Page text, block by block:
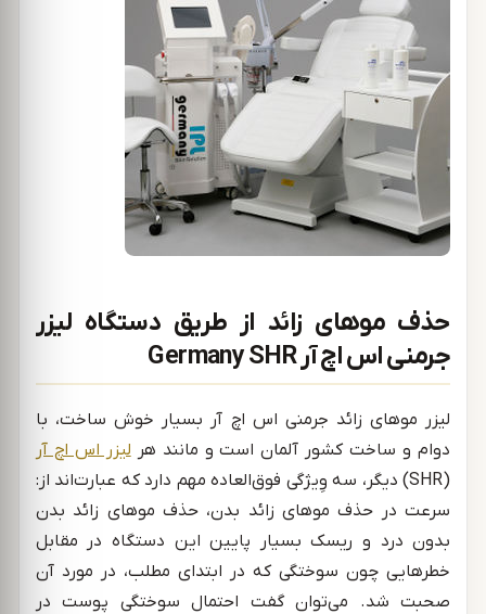
حذف موهای زائد از طریق دستگاه لیزر
جرمنی اس اچ آر Germany SHR
لیزر موهای زائد جرمنی اس اچ آر بسیار خوش ساخت، با
دوام و ساخت کشور آلمان است و مانند هر لیزر اس اچ آر
(SHR) دیگر، سه وِیژگی فوق‌العاده مهم دارد که عبارت‌اند از:
سرعت در حذف موهای زائد بدن، حذف موهای زائد بدن
بدون درد و ریسک بسیار پایین این دستگاه در مقابل
خطرهایی چون سوختگی که در ابتدای مطلب، در مورد آن
صحبت شد. می‌توان گفت احتمال سوختگی پوست در